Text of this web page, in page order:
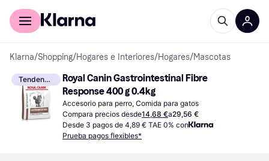
Comprar con Klarna
Klarna/Shopping/Hogares e Interiores/Hogares/Mascotas
Tendencia
Royal Canin Gastrointestinal Fibre
Response 400 g 0.4kg
Accesorio para perro, Comida para gatos
Compara precios desde14,68 €a29,56 €
Desde 3 pagos de 4,89 € TAE 0% con
Prueba pagos flexibles*